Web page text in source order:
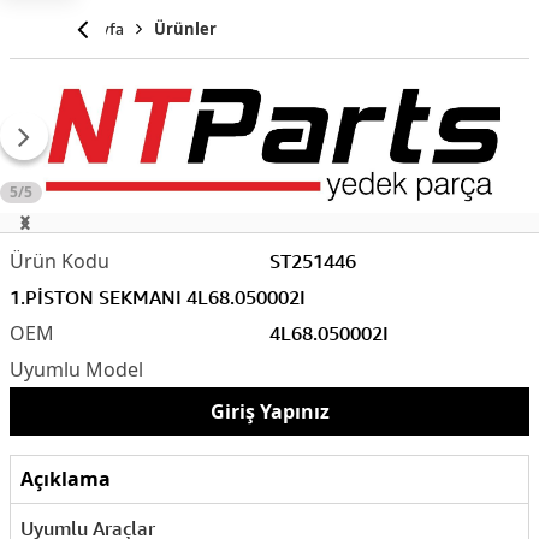
Anasayfa Ürünler
5/5
ST251446
4L68.050002I
1.PİSTON SEKMANI 4L68.050002I
Giriş Yapınız
Açıklama
Uyumlu Araçlar